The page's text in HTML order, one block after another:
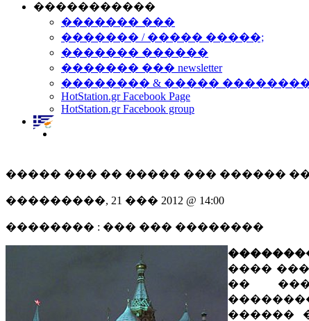
�����������
������� ���
������� / ����� �����;
������� ������
������� ��� newsletter
�������� & �����
HotStation.gr Facebook Page
HotStation.gr Facebook group
����� ��� �� ����� ��� ������
���������, 21 ��� 2012 @ 14:00
�������� : ��� ��� ��������
����
��
������